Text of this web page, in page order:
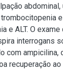
e ALT. O
interrogans
com ampicilina,
recuperação